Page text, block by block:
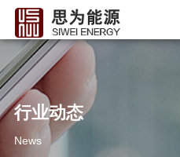
行业动态
News